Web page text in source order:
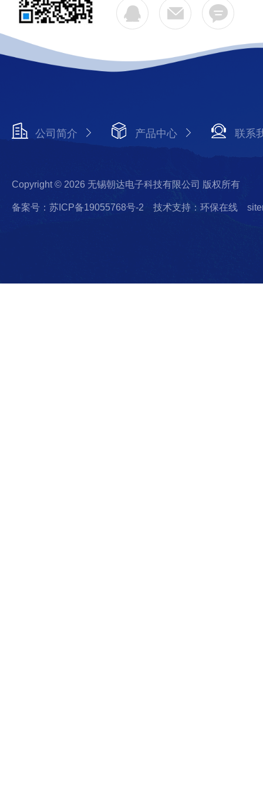
公司简介 产品中心 联系
Copyright © 2026 无锡朝达电子科技有限公司 版权所有
备案号：苏ICP备19055768号-2 技术支持：环保在线